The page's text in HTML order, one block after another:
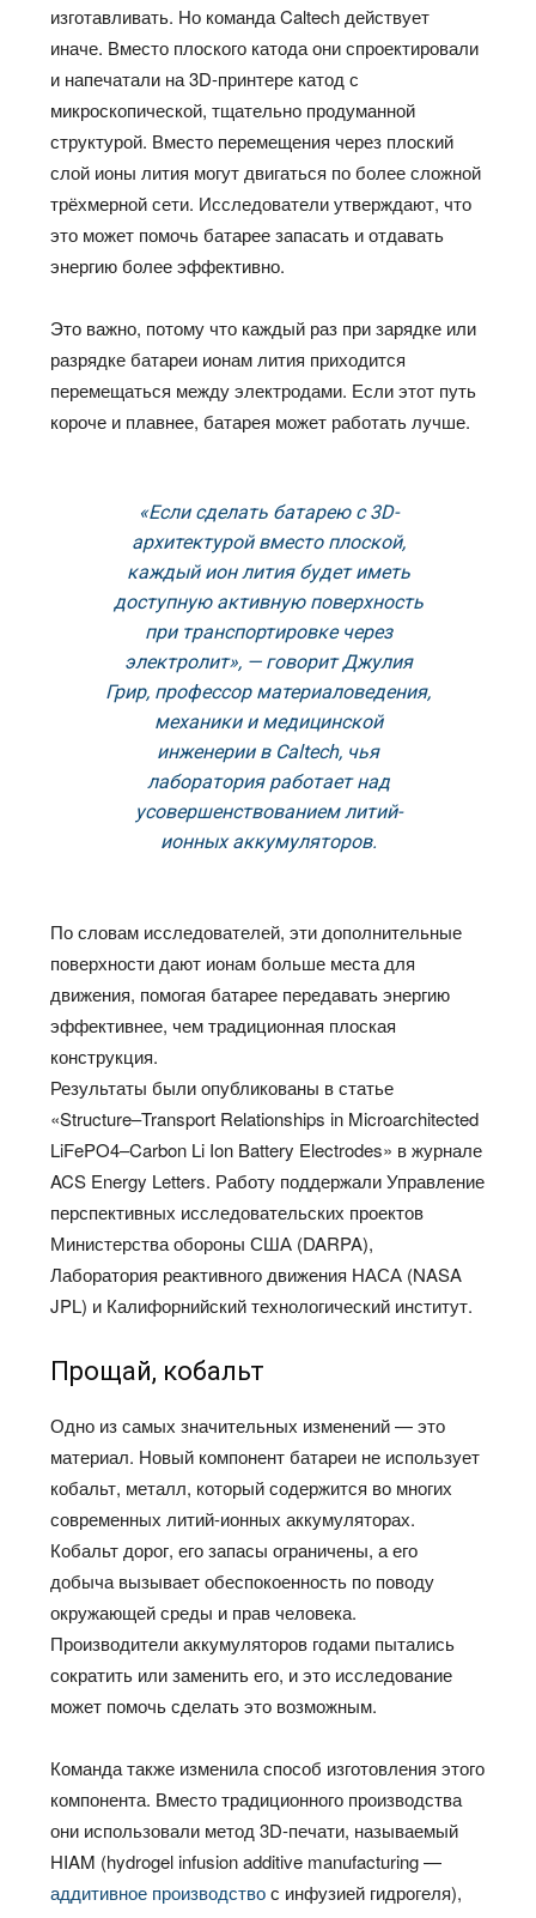
изготавливать. Но команда Caltech действует
иначе. Вместо плоского катода они спроектировали
и напечатали на 3D-принтере катод с
микроскопической, тщательно продуманной
структурой. Вместо перемещения через плоский
слой ионы лития могут двигаться по более сложной
трёхмерной сети. Исследователи утверждают, что
это может помочь батарее запасать и отдавать
энергию более эффективно.
Это важно, потому что каждый раз при зарядке или
разрядке батареи ионам лития приходится
перемещаться между электродами. Если этот путь
короче и плавнее, батарея может работать лучше.
«Если сделать батарею с 3D-
архитектурой вместо плоской,
каждый ион лития будет иметь
доступную активную поверхность
при транспортировке через
электролит», — говорит Джулия
Грир, профессор материаловедения,
механики и медицинской
инженерии в Caltech, чья
лаборатория работает над
усовершенствованием литий-
ионных аккумуляторов.
По словам исследователей, эти дополнительные
поверхности дают ионам больше места для
движения, помогая батарее передавать энергию
эффективнее, чем традиционная плоская
конструкция.
Результаты были опубликованы в статье
«Structure–Transport Relationships in Microarchitected
LiFePO4–Carbon Li Ion Battery Electrodes» в журнале
ACS Energy Letters. Работу поддержали Управление
перспективных исследовательских проектов
Министерства обороны США (DARPA),
Лаборатория реактивного движения НАСА (NASA
JPL) и Калифорнийский технологический институт.
Прощай, кобальт
Одно из самых значительных изменений — это
материал. Новый компонент батареи не использует
кобальт, металл, который содержится во многих
современных литий-ионных аккумуляторах.
Кобальт дорог, его запасы ограничены, а его
добыча вызывает обеспокоенность по поводу
окружающей среды и прав человека.
Производители аккумуляторов годами пытались
сократить или заменить его, и это исследование
может помочь сделать это возможным.
Команда также изменила способ изготовления этого
компонента. Вместо традиционного производства
они использовали метод 3D-печати, называемый
HIAM (hydrogel infusion additive manufacturing —
аддитивное производствос инфузией гидрогеля),